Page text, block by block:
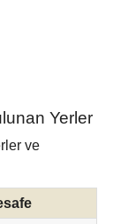
Yerler
ve